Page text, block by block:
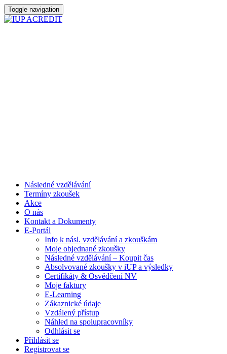
Toggle navigation
Následné vzdělávání
Termíny zkoušek
Akce
O nás
Kontakt a Dokumenty
E-Portál
Info k násl. vzdělávání a zkouškám
Moje objednané zkoušky
Následné vzdělávání – Koupit čas
Absolvované zkoušky v iUP a výsledky
Certifikáty & Osvědčení NV
Moje faktury
E-Learning
Zákaznické údaje
Vzdálený přístup
Náhled na spolupracovníky
Odhlásit se
Přihlásit se
Registrovat se